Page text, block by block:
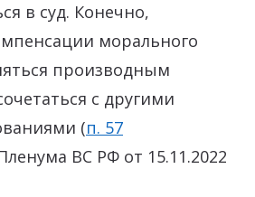
в суд. Конечно,
морального
производным
с другими
(п. 57
ВС РФ от 15.11.2022